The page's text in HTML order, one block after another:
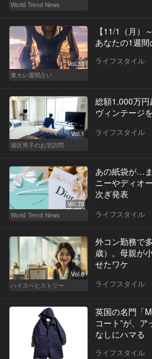
World Trend News
Vol.33
東カレ週間占い
【11/1（月）
あなたの1週間
ライフスタイル
Vol.1
港区男子のお宅訪問
総額1,000万
ヴィンテージ
ライフスタイル
Vol.70
World Trend News
あの紙袋が…
ニーやディオ
次ぎ発表
ライフスタイル
Vol.6
ハイスペヒストリー
外コン勤務で
歳）。母親が
せたワケ
ライフスタイル
英国の名門「
コート”が、
なしにハマる
ライフスタイル